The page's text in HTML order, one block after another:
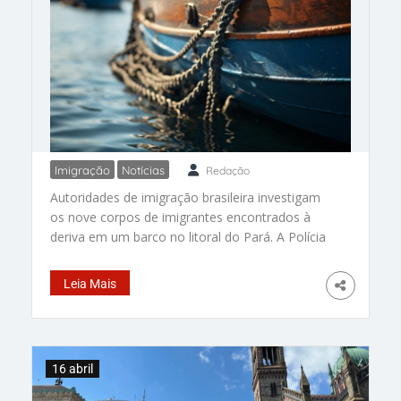
Desafio para imigração do
Brasil: 9 corpos de africanos
encontrados em barco
Imigração Notícias Redação
Autoridades de imigração brasileira investigam
os nove corpos de imigrantes encontrados à
deriva em um barco no litoral do Pará. A Polícia
da Mauritânia e do Mali. O mistério continua Da
Redação – O Brasil passa ser alvo de imigrantes
africanos, em busca de oportunidades, fugindo
Leia Mais
16 abril